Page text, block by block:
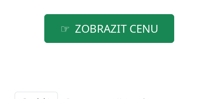
ZOBRAZIT CENU